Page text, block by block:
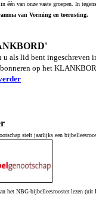
één van onze vaste groepen. In
van Vorming en toerusting.
u als lid bent ingeschreven
op het
stelt jaarlijks een
het NBG-bijbelleesrooster lezen (uit